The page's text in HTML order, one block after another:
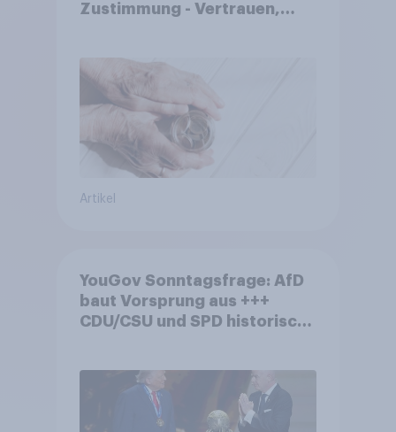
Zustimmung - Vertrauen,
Akzeptanz
Artikel
YouGov Sonntagsfrage: AfD
baut Vorsprung aus +++
CDU/CSU und SPD historisch
Fußball-WM ohne Politik